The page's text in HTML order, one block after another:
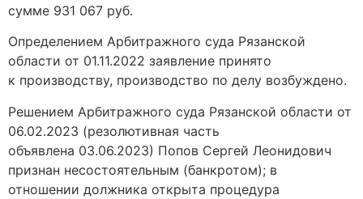
сумме 931 067 руб.
Определением Арбитражного суда Рязанской
области от 01.11.2022 заявление принято
к производству, производство по делу возбуждено.
Решением Арбитражного суда Рязанской области от
06.02.2023 (резолютивная часть
объявлена 03.06.2023) Попов Сергей Леонидович
признан несостоятельным (банкротом); в
отношении должника открыта процедура